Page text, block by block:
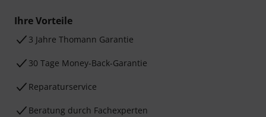
Ihre Vorteile
3 Jahre Thomann Garantie
30 Tage Money-Back-Garantie
Reparaturservice
Beratung durch Fachexperten